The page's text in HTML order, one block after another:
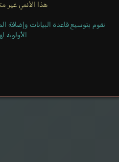
هذا الأنمي غير
نقوم بتوسيع قاعدة البيانات وإضافة
الأولوية